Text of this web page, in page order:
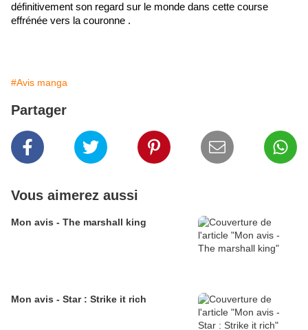
définitivement son regard sur le monde dans cette course
effrénée vers la couronne .
#Avis manga
Partager
Vous aimerez aussi
Mon avis - The marshall king
Mon avis - Star : Strike it rich